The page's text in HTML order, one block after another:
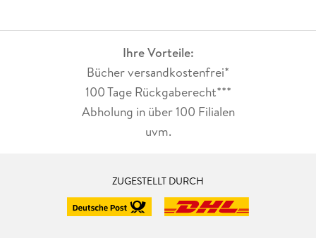
Ihre Vorteile:
Bücher versandkostenfrei*
100 Tage Rückgaberecht***
Abholung in über 100 Filialen
uvm.
ZUGESTELLT DURCH